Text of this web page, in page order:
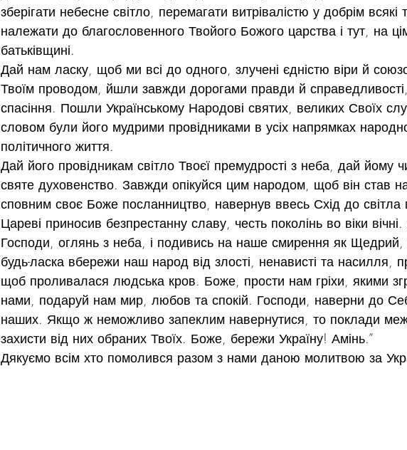
зберігати небесне світло, перемагати витрівалістю у добрім всякі
належати до благословенного Твойого Божого царства і тут, на цім
батьківщині.
Дай нам ласку, щоб ми всі до одного, злучені єдністю віри й
Твоїм проводом, йшли завжди дорогами правди й
спасіння. Пошли Українському Народові святих, великих Своїх
словом були його мудрими провідниками в усіх напрямках
політичного життя.
Дай його провідникам світло Твоєї премудрості з неба, дай йому
святе духовенство. Завжди опікуйся цим народом, щоб він став
сповним своє Боже посланництво, навернув ввесь Схід до світла
Цареві приносив безпрестанну славу, честь поколінь во віки
Господи, оглянь з неба, і подивись на наше смирення як Щедрий,
будь-ласка вбережи наш народ від злості, ненависті та насилля,
щоб проливалася людська кров. Боже, прости нам гріхи, якими
нами, подаруй нам мир, любов та спокій. Господи, наверни до
наших. Якщо ж неможливо запеклим навернутися, то поклади
захисти від них обраних Твоїх. Боже, бережи Україну! Амінь.”
Дякуємо всім хто помолився разом з нами даною молитвою за